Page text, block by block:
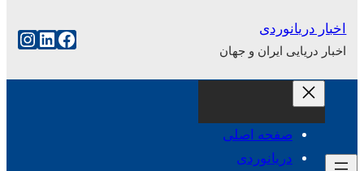
اخبار دریانوردی
اخبار دریایی ایران و جهان
فیس‌بوک
صفحه اصلی
دریانوردی